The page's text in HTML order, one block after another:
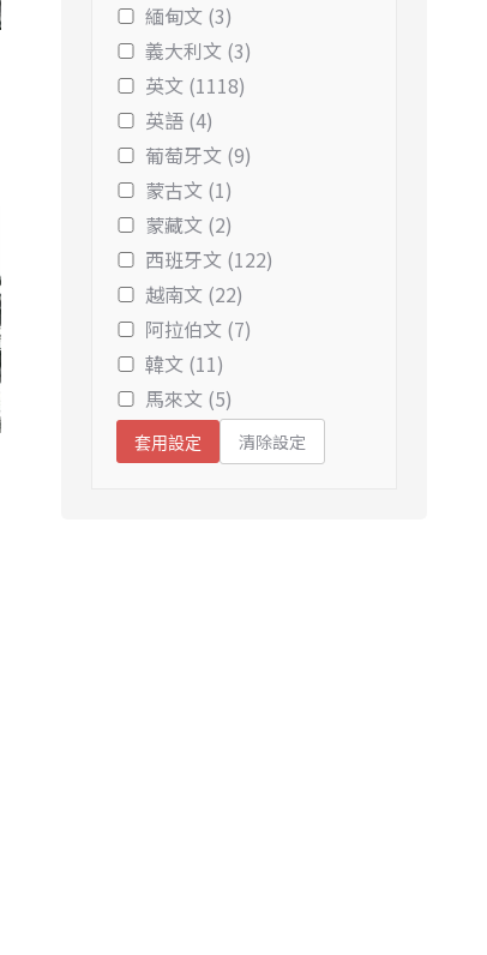
緬甸文 (3)
義大利文 (3)
英文 (1118)
英語 (4)
葡萄牙文 (9)
蒙古文 (1)
蒙藏文 (2)
西班牙文 (122)
越南文 (22)
阿拉伯文 (7)
韓文 (11)
馬來文 (5)
套用設定 清除設定